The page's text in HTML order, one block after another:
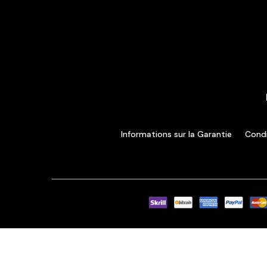
Informations sur la Garantie